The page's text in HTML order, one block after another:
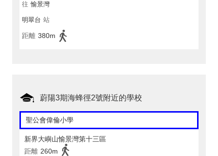
往 愉景灣
明翠台 站
距離 380m
蔚陽3期海蜂徑2號附近的學校
聖公會偉倫小學
新界大嶼山愉景灣第十三區
距離 260m